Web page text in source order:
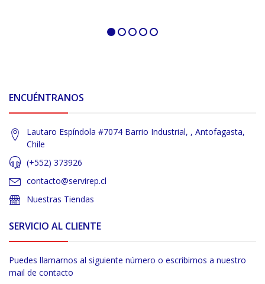
ENCUÉNTRANOS
Lautaro Espíndola #7074 Barrio Industrial, , Antofagasta,
Chile
(+552) 373926
contacto@servirep.cl
Nuestras Tiendas
SERVICIO AL CLIENTE
Puedes llamarnos al siguiente número o escribirnos a nuestro
mail de contacto